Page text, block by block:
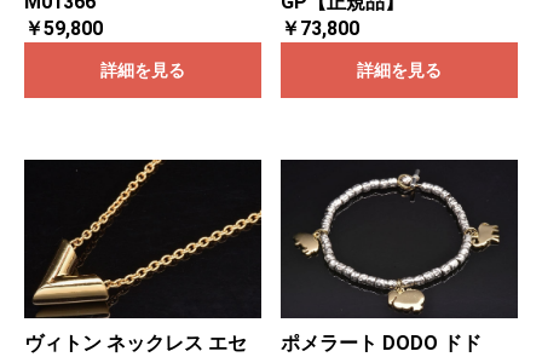
￥59,800
詳細を見る
￥73,800
詳細を見る
ヴィトン ネックレス エセ
ポメラート DODO ドド